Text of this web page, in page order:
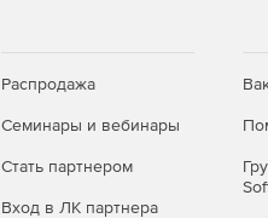
Распродажа
Семинары и вебинары
Стать партнером
Вход в ЛК партнера